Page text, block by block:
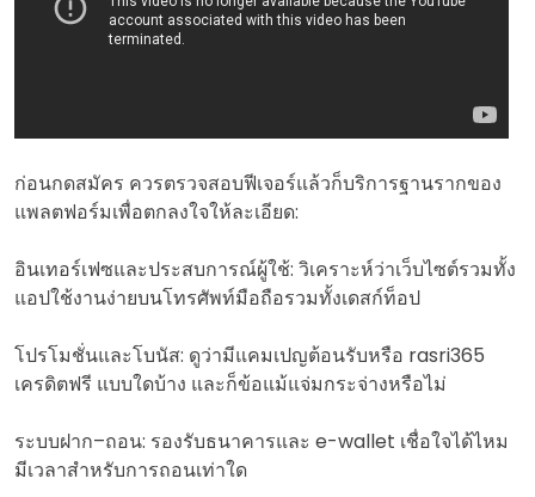
ก่อนกดสมัคร ควรตรวจสอบฟีเจอร์แล้วก็บริการฐานรากของ
แพลตฟอร์มเพื่อตกลงใจให้ละเอียด:
อินเทอร์เฟซและประสบการณ์ผู้ใช้: วิเคราะห์ว่าเว็บไซต์รวมทั้ง
แอปใช้งานง่ายบนโทรศัพท์มือถือรวมทั้งเดสก์ท็อป
โปรโมชั่นและโบนัส: ดูว่ามีแคมเปญต้อนรับหรือ rasri365
เครดิตฟรี แบบใดบ้าง และก็ข้อแม้แจ่มกระจ่างหรือไม่
ระบบฝาก–ถอน: รองรับธนาคารและ e-wallet เชื่อใจได้ไหม
มีเวลาสำหรับการถอนเท่าใด